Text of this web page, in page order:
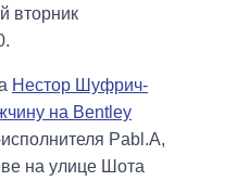
вторник
Нестор Шуфрич-
на Bentley
Pabl.A,
на улице Шота